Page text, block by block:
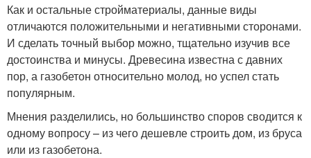
Как и остальные стройматериалы, данные виды
отличаются положительными и негативными сторонами.
И сделать точный выбор можно, тщательно изучив все
достоинства и минусы. Древесина известна с давних
пор, а газобетон относительно молод, но успел стать
популярным.
Мнения разделились, но большинство споров сводится к
одному вопросу – из чего дешевле строить дом, из бруса
или из газобетона.